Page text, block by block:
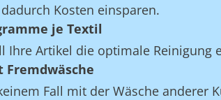
Kosten einsparen.
je Textil
Ihre Artikel die optimale Reinigung
Fall mit der Wäsche anderer